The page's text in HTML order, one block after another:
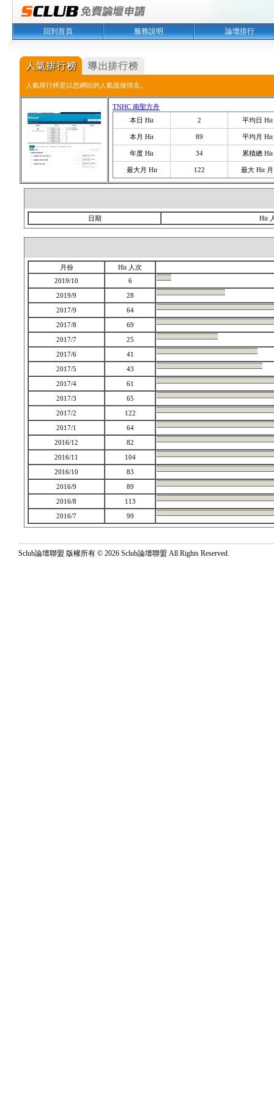
回到首頁 服務說明 論壇排行
人氣排行榜是以您網站的人氣值做排名。
TNHC 南聖方舟
本日 Hit
2 平均日 Hit
本月 Hit 89 平均月 Hit
年度 Hit 34 累積總 Hit
最大月 Hit 122 最大 Hit 月
日期 Hit
月份
Hit 人次
2019/10
6
2019/9
28
2017/9
64
2017/8
69
2017/7
25
2017/6
41
2017/5
43
2017/4
61
2017/3
65
2017/2
122
2017/1
64
2016/12
82
2016/11
104
2016/10
83
2016/9
89
2016/8
113
2016/7
99
Sclub論壇聯盟 版權所有 © 2026 Sclub論壇聯盟 All Rights Reserved.